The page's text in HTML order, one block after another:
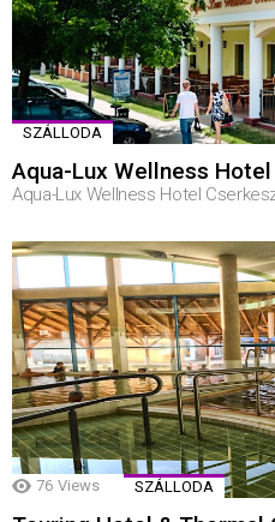
SZÁLLODA
Aqua-Lux Wellness
Aqua-Lux Wellness Hotel
76 Views SZÁLLODA